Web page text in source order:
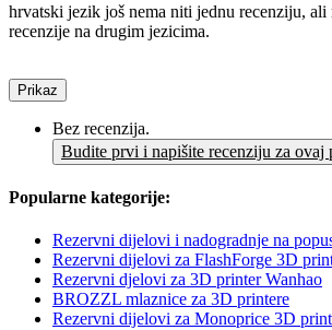
hrvatski jezik još nema niti jednu recenziju, ali
recenzije na drugim jezicima.
Prikaz
Bez recenzija.
Budite prvi i napišite recenziju za ovaj
Popularne kategorije:
Rezervni dijelovi i nadogradnje na
Rezervni dijelovi za FlashForge 3D
Rezervni djelovi za 3D printer Wanhao
BROZZL mlaznice za 3D printere
Rezervni dijelovi za Monoprice 3D